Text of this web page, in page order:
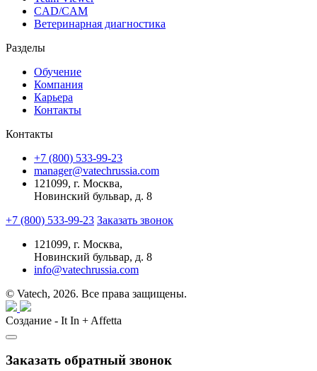
CAD/CAM
Ветеринарная диагностика
Разделы
Обучение
Компания
Карьера
Контакты
Контакты
+7 (800) 533-99-23
manager@vatechrussia.com
121099, г. Москва,
Новинский бульвар, д. 8
+7 (800) 533-99-23 Заказать звонок
121099, г. Москва,
Новинский бульвар, д. 8
info@vatechrussia.com
© Vatech, 2026. Все права защищены.
Создание - It In + Affetta
Заказать обратный звонок